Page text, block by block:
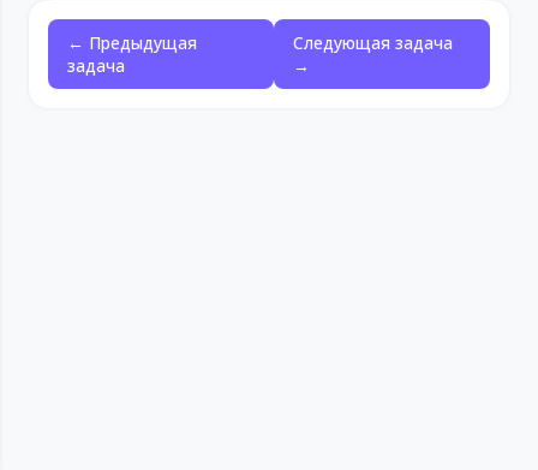
← Предыдущая
задача
Следующая задача
→